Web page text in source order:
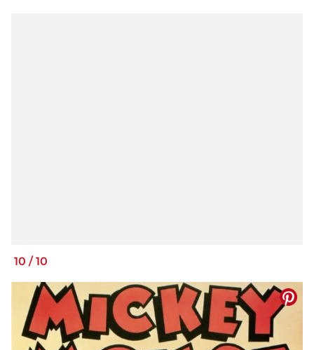
10 /10